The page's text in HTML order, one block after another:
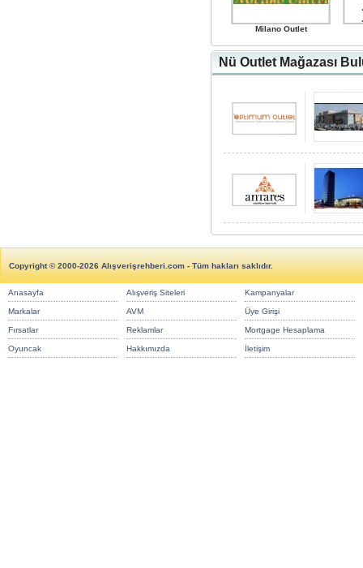
Milano Outlet
Nü Outlet Mağazası
Copyright © 2000-2026 Alışverişrehberi.com - Tüm hakları saklıdır.
Anasayfa Alışveriş Siteleri Kampanyalar
Markalar AVM Üye Girişi
Fırsatlar Reklamlar Mortgage Hesaplama
Oyuncak Hakkımızda İletişim